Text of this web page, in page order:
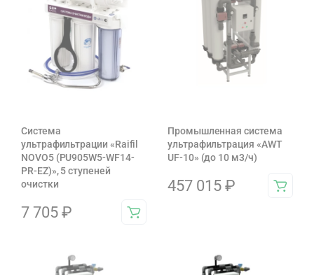
Система
ультрафильтрации «Raifil
NOVO5 (PU905W5-WF14-
PR-EZ)», 5 ступеней
очистки
7 705 ₽
Промышленная система
ультрафильтрация «AWT
UF-10» (до 10 м3/ч)
457 015 ₽